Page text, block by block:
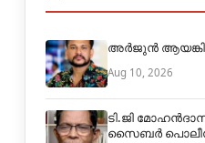
അർജുൻ
Aug 10, 2026
ടി.ജി
സൈബർ